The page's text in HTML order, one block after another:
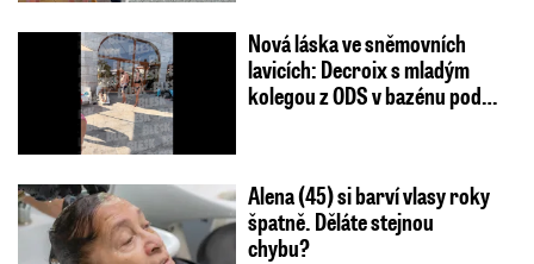
Nová láska ve sněmovních
lavicích: Decroix s mladým
kolegou z ODS v bazénu pod…
Alena (45) si barví vlasy roky
špatně. Děláte stejnou
chybu?